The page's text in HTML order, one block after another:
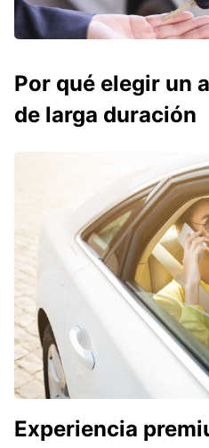
Por qué elegir un
de larga duración
Experiencia